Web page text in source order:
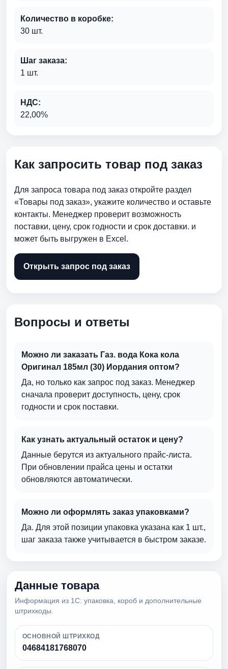
Количество в коробке:
30 шт.
Шаг заказа:
1 шт.
НДС:
22,00%
Как запросить товар под заказ
Для запроса товара под заказ откройте раздел
«Товары под заказ», укажите количество и оставьте
контакты. Менеджер проверит возможность
поставки, цену, срок годности и срок доставки. и
может быть выгружен в Excel.
Открыть запрос под заказ
Вопросы и ответы
Можно ли заказать Газ. вода Кока кола
Оригинал 185мл (30) Иордания оптом?
Да, но только как запрос под заказ. Менеджер
сначала проверит доступность, цену, срок
годности и срок поставки.
Как узнать актуальный остаток и цену?
Данные берутся из актуального прайс-листа.
При обновлении прайса цены и остатки
обновляются автоматически.
Можно ли оформлять заказ упаковками?
Да. Для этой позиции упаковка указана как 1 шт.,
шаг заказа также учитывается в быстром заказе.
Данные товара
Информация из 1С: упаковка, короб и дополнительные
штрихкоды.
ОСНОВНОЙ ШТРИХКОД
04684181768070